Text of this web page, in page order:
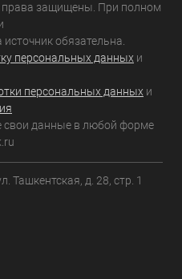
права защищены. При полном
обязательна.
персональных данных и
персональных данных и
свои данные в любой форме
Ташкентская, д. 28, стр. 1